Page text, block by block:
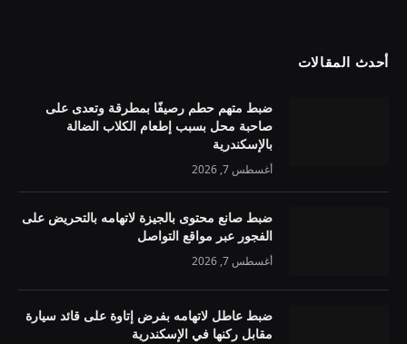
أحدث المقالات
ضبط متهم حطم رصيفًا بمطرقة وتعدى على
صاحبة محل بسبب إطعام الكلاب الضالة
بالإسكندرية
أغسطس 7, 2026
ضبط صانع محتوى بالجيزة لاتهامه بالتحريض على
الفجور عبر مواقع التواصل
أغسطس 7, 2026
ضبط عاطل لاتهامه بفرض إتاوة على قائد سيارة
مقابل ركنها في الإسكندرية